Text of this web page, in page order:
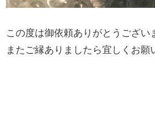
この度は御依頼ありがとうござい
またご縁ありましたら宜しくお願